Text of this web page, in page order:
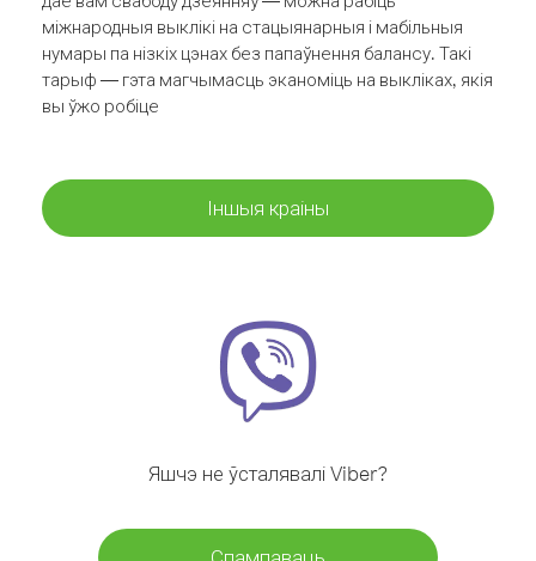
міжнародныя выклікі на стацыянарныя і мабільныя
нумары па нізкіх цэнах без папаўнення балансу. Такі
тарыф — гэта магчымасць эканоміць на выкліках, якія
вы ўжо робіце
Іншыя краіны
Яшчэ не ўсталявалі Viber?